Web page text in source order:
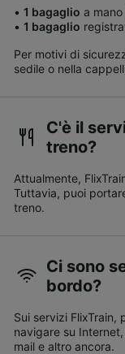
• 1 bagaglio a
• 1 bagaglio
Per motivi di
sedile o nella
C'è il
treno?
Attualmente,
Tuttavia, puoi
treno.
Ci sono
bordo?
Sui servizi FlixTrain,
navigare su
mail e altro ancora.